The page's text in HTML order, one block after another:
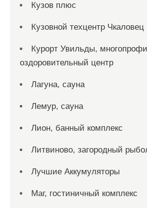
Кузов плюс
Кузовной техцентр Чкаловец
Курорт Увильды,
оздоровительный центр
Лагуна, сауна
Лемур, сауна
Лион, банный комплекс
Литвиново, загородный
Лучшие Аккумуляторы
Маг, гостиничный комплекс